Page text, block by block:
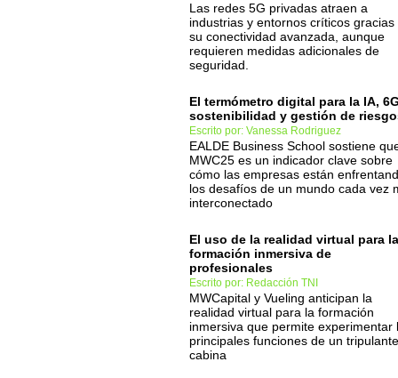
Las redes 5G privadas atraen a
industrias y entornos críticos gracias
su conectividad avanzada, aunque
requieren medidas adicionales de
seguridad.
El termómetro digital para la IA,
sostenibilidad y gestión de
Escrito por: Vanessa Rodriguez
EALDE Business School sostiene
MWC25 es un indicador clave sobre
cómo las empresas están
los desafíos de un mundo cada vez
interconectado
El uso de la realidad virtual para la
formación inmersiva de
profesionales
Escrito por: Redacción TNI
MWCapital y Vueling anticipan la
realidad virtual para la formación
inmersiva que permite experimentar
principales funciones de un
cabina